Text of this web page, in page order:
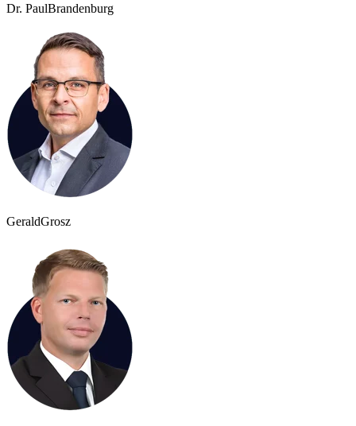
Dr. PaulBrandenburg
GeraldGrosz